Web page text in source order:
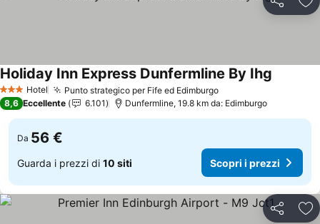
Condividi
3 StelleHotel Punto strategico per Fife ed EdimburgoScopri i prezzi
Holiday Inn Express Dunfermline By Ihg
8,6 Eccellente 6.101 Dunfermline, 19.8 km da: Edimburgo
Da 56 €
Guarda i prezzi di 10 siti Scopri i prezzi
Condividi